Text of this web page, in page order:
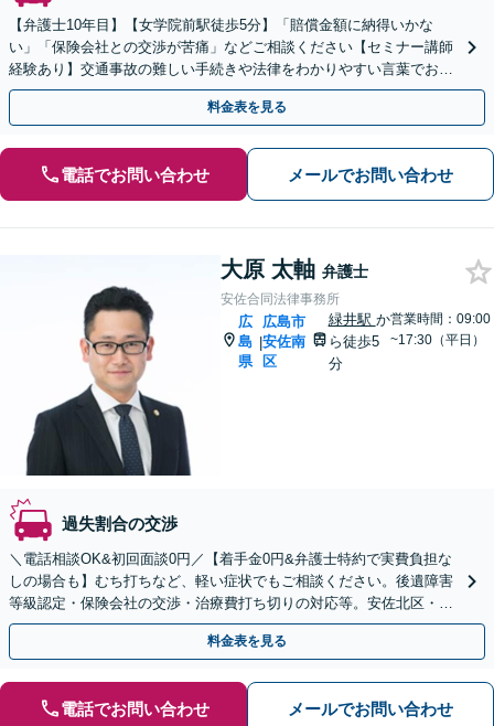
【弁護士10年目】【女学院前駅徒歩5分】「賠償金額に納得いかな
い」「保険会社との交渉が苦痛」などご相談ください【セミナー講師
経験あり】交通事故の難しい手続きや法律をわかりやすい言葉でお伝
えします。【初回相談無料】【Zoom相談可能】
料金表を見る
電話でお問い合わせ メールでお問い合わせ
大原 太軸 弁護士
安佐合同法律事務所
広
島
県
|
広島市
安佐南
区
緑井駅 か
ら徒歩5
分
営業時間：09:00
~17:30（平日）
過失割合の交渉
＼電話相談OK&初回面談0円／【着手金0円&弁護士特約で実費負担な
しの場合も】むち打ちなど、軽い症状でもご相談ください。後遺障害
等級認定・保険会社の交渉・治療費打ち切りの対応等。安佐北区・安
佐南区の皆様を親身にサポート！【JR緑井駅5分】
料金表を見る
電話でお問い合わせ メールでお問い合わせ